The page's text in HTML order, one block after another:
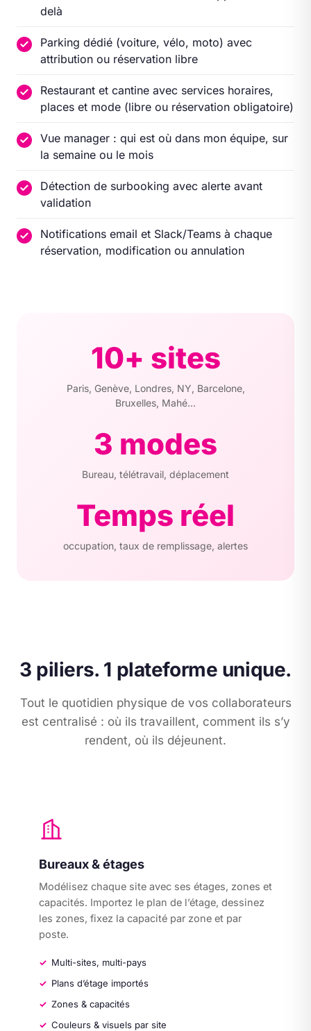
delà
Parking dédié (voiture, vélo, moto) avec
attribution ou réservation libre
Restaurant et cantine avec services horaires,
places et mode (libre ou réservation obligatoire)
Vue manager : qui est où dans mon équipe, sur
la semaine ou le mois
Détection de surbooking avec alerte avant
validation
Notifications email et Slack/Teams à chaque
réservation, modification ou annulation
10+ sites
Paris, Genève, Londres, NY, Barcelone,
Bruxelles, Mahé…
3 modes
Bureau, télétravail, déplacement
Temps réel
occupation, taux de remplissage, alertes
3 piliers. 1 plateforme unique.
Tout le quotidien physique de vos collaborateurs
est centralisé : où ils travaillent, comment ils s’y
rendent, où ils déjeunent.
Bureaux & étages
Modélisez chaque site avec ses étages, zones et
capacités. Importez le plan de l’étage, dessinez
les zones, fixez la capacité par zone et par
poste.
Multi-sites, multi-pays
Plans d’étage importés
Zones & capacités
Couleurs & visuels par site